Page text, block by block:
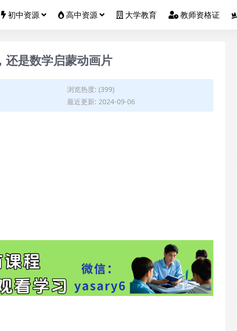
初中资源 高中资源 大学教育 教师资格证
是数学启蒙动画片
浏览热度: (399)
最近更新: 2024-09-06